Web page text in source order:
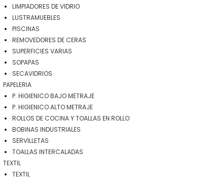
LIMPIADORES DE VIDRIO
LUSTRAMUEBLES
PISCINAS
REMOVEDORES DE CERAS
SUPERFICIES VARIAS
SOPAPAS
SECAVIDRIOS
PAPELERIA
P. HIGIENICO BAJO METRAJE
P. HIGIENICO ALTO METRAJE
ROLLOS DE COCINA Y TOALLAS EN ROLLO
BOBINAS INDUSTRIALES
SERVILLETAS
TOALLAS INTERCALADAS
TEXTIL
TEXTIL